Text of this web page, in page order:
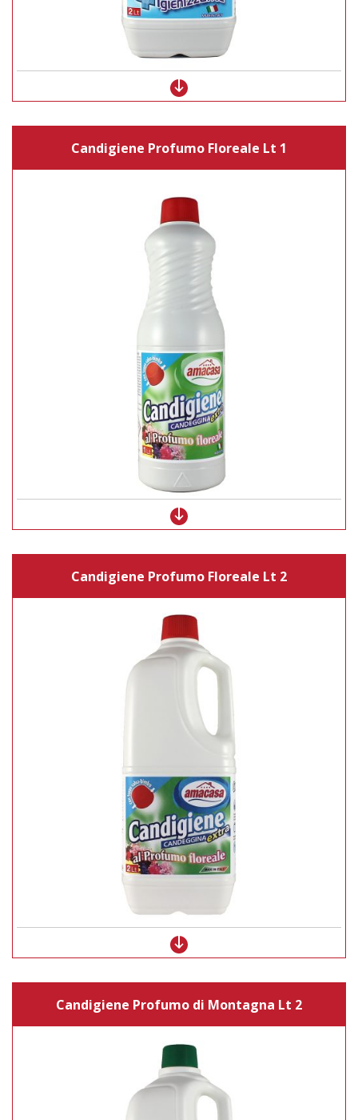
Candigiene Profumo Floreale Lt 1
Candigiene Profumo Floreale Lt 2
Candigiene Profumo di Montagna Lt 2